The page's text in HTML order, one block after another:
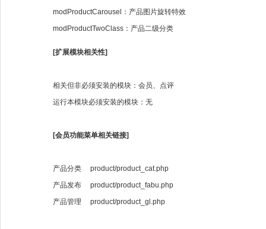
modProductCarousel：产品图片旋转特效
modProductTwoClass：产品二级分类
[扩展模块相关性]
相关但非必须安装的模块：会员、点评
运行本模块必须安装的模块：无
[会员功能菜单相关链接]
产品分类 product/product_cat.php
产品发布 product/product_fabu.php
产品管理 product/product_gl.php